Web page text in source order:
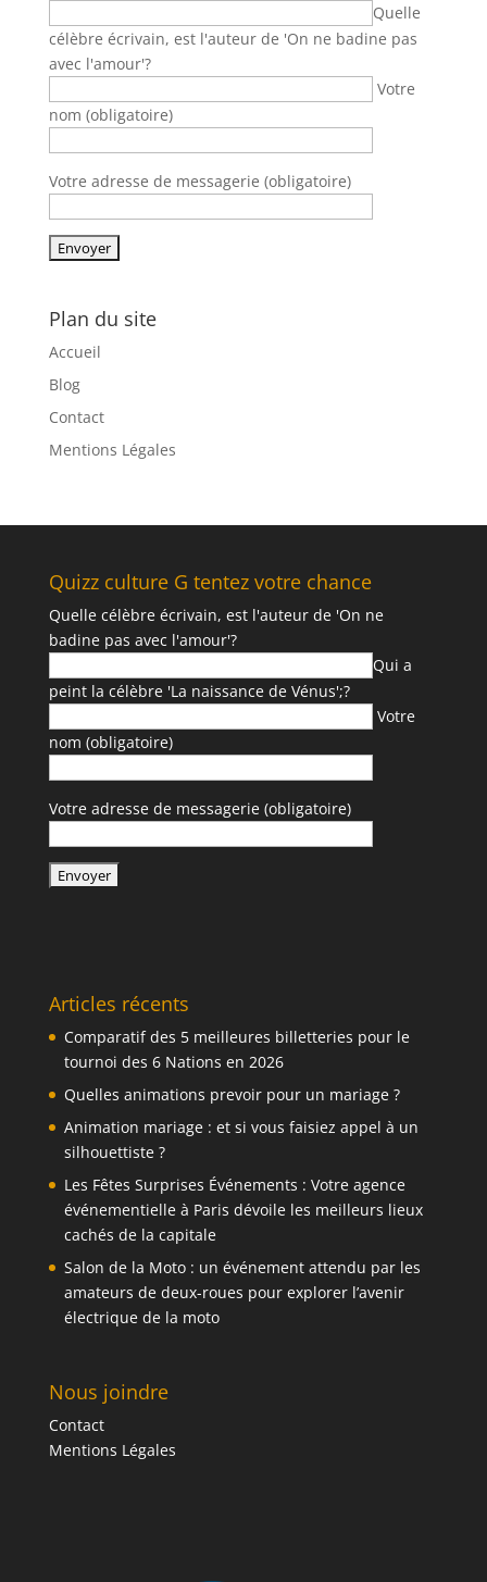
Quelle
célèbre écrivain, est l'auteur de 'On ne badine pas
avec l'amour'?
Votre
nom (obligatoire)
Votre adresse de messagerie (obligatoire)
Plan du site
Accueil
Blog
Contact
Mentions Légales
Quizz culture G tentez votre chance
Quelle célèbre écrivain, est l'auteur de 'On ne
badine pas avec l'amour'?
Qui a
peint la célèbre 'La naissance de Vénus';?
Votre
nom (obligatoire)
Votre adresse de messagerie (obligatoire)
Articles récents
Comparatif des 5 meilleures billetteries pour le
tournoi des 6 Nations en 2026
Quelles animations prevoir pour un mariage ?
Animation mariage : et si vous faisiez appel à un
silhouettiste ?
Les Fêtes Surprises Événements : Votre agence
événementielle à Paris dévoile les meilleurs lieux
cachés de la capitale
Salon de la Moto : un événement attendu par les
amateurs de deux-roues pour explorer l’avenir
électrique de la moto
Nous joindre
Contact
Mentions Légales